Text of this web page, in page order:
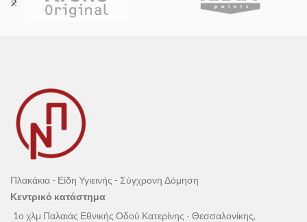
Πλακάκια - Είδη Υγιεινής - Σύγχρονη Δόμηση
Κεντρικό κατάστημα
1ο χλμ Παλαιάς Εθνικής Οδού Κατερίνης - Θεσσαλονίκης,